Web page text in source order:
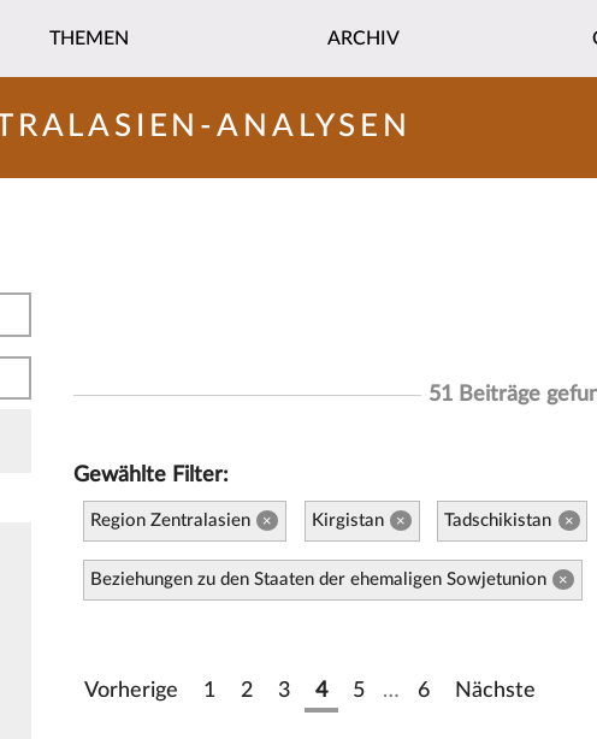
THEMEN ARCHIV
ANALYSEN
51 Beiträge
Gewählte Filter:
Region Zentralasien × Kirgistan × Tadschikistan ×
Beziehungen zu den Staaten der ehemaligen Sowjetunion ×
Vorherige 1 2 3 4 5 … 6 Nächste